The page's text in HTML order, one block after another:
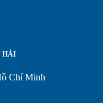
HẢI
Chí Minh